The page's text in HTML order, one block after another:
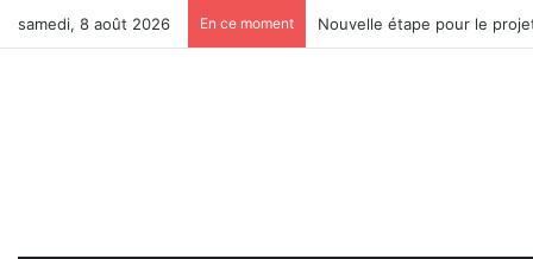
samedi, 8 août 2026 En ce moment Nouvelle étape pour le